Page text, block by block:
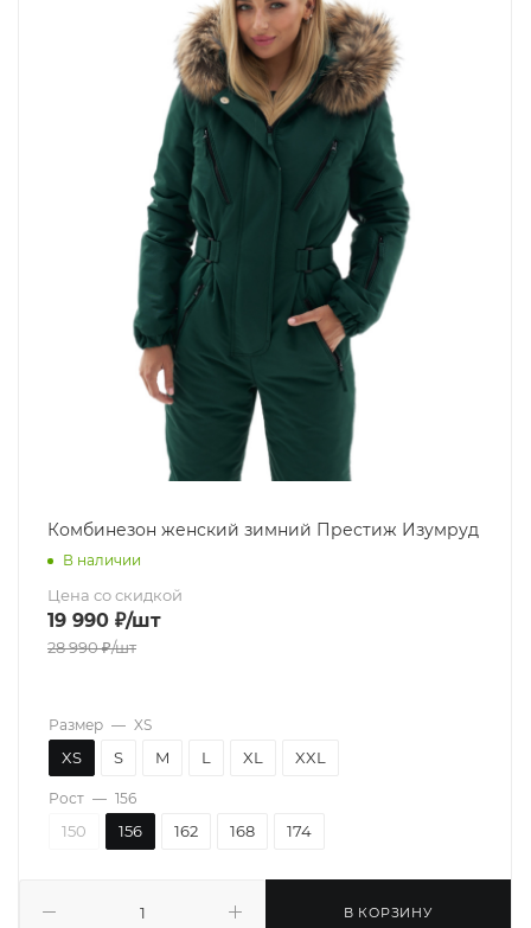
Комбинезон женский зимний Престиж Изумруд
В наличии
Цена со скидкой
19 990 ₽/шт
28 990₽/шт
В КОРЗИНУ
Размер — XS
XS S M L XL XXL
Рост — 156
150 156 162 168 174